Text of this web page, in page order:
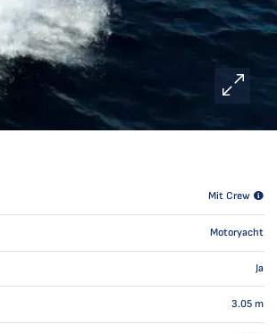
Mit Crew
Motoryacht
Ja
3.05 m